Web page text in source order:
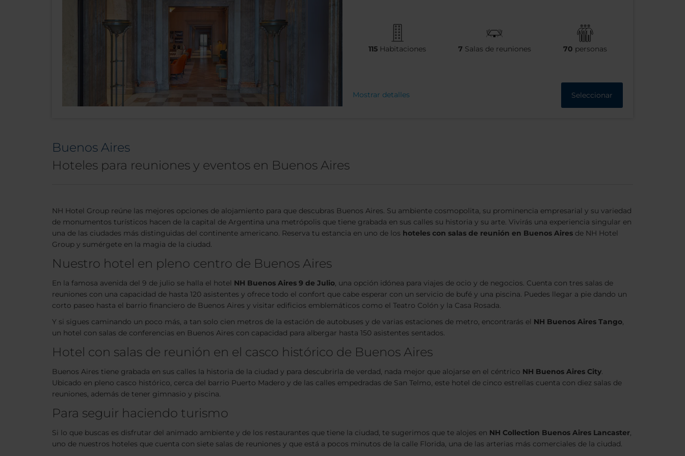
115 Habitaciones 7 Salas de reuniones 70 personas
Mostrar detalles Seleccionar
Buenos Aires
Hoteles para reuniones y eventos en Buenos Aires
NH Hotel Group reúne las mejores opciones de alojamiento para que descubras Buenos Aires. Su ambiente cosmopolita, su prominencia empresarial y su variedad
de monumentos turísticos hacen de la capital de Argentina una metrópolis que tiene grabada en sus calles su historia y su arte. Vivirás una experiencia singular en
una de las ciudades más distinguidas del continente americano. Reserva tu estancia en uno de los hoteles con salas de reunión en Buenos Aires de NH Hotel
Group y sumérgete en la magia de la ciudad.
Nuestro hotel en pleno centro de Buenos Aires
En la famosa avenida del 9 de julio se halla el hotel NH Buenos Aires 9 de Julio, una opción idónea para viajes de ocio y de negocios. Cuenta con tres salas de
reuniones con una capacidad de hasta 120 asistentes y ofrece todo el confort que cabe esperar con un servicio de bufé y una piscina. Puedes llegar a pie dando un
corto paseo hasta el barrio financiero de Buenos Aires y visitar edificios emblemáticos como el Teatro Colón y la Casa Rosada.
Y si sigues caminando un poco más, a tan solo cien metros de la estación de autobuses y de varias estaciones de metro, encontrarás el NH Buenos Aires Tango,
un hotel con salas de conferencias en Buenos Aires con capacidad para albergar hasta 150 asistentes sentados.
Hotel con salas de reunión en el casco histórico de Buenos Aires
Buenos Aires tiene grabada en sus calles la historia de la ciudad y para descubrirla de verdad, nada mejor que alojarse en el céntrico NH Buenos Aires City.
Ubicado en pleno casco histórico, cerca del barrio Puerto Madero y de las calles empedradas de San Telmo, este hotel de cinco estrellas cuenta con diez salas de
reuniones, además de tener gimnasio y piscina.
Para seguir haciendo turismo
Si lo que buscas es disfrutar del animado ambiente y de los restaurantes que tiene la ciudad, te sugerimos que te alojes en NH Collection Buenos Aires Lancaster,
uno de nuestros hoteles que cuenta con siete salas de reuniones y que está a pocos minutos de la calle Florida, una de las arterias más comerciales de la ciudad.